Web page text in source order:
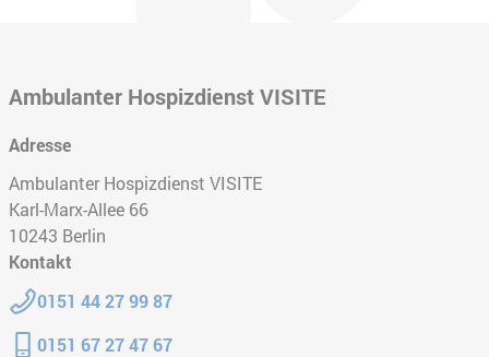
Ambulanter Hospizdienst VISITE
Adresse
Ambulanter Hospizdienst VISITE
Karl-Marx-Allee 66
10243 Berlin
Kontakt
Telefon:
0151 44 27 99 87
Mobiltelefon:
0151 67 27 47 67